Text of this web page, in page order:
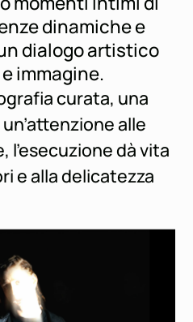
dinamiche e
dialogo artistico
immagine.
curata, una
alle
dà vita
e alla delicatezza